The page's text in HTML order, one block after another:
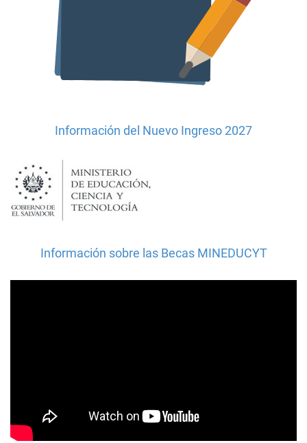
Información del Nuevo Ingreso 2027
Información sobre las Becas MINEDUCYT